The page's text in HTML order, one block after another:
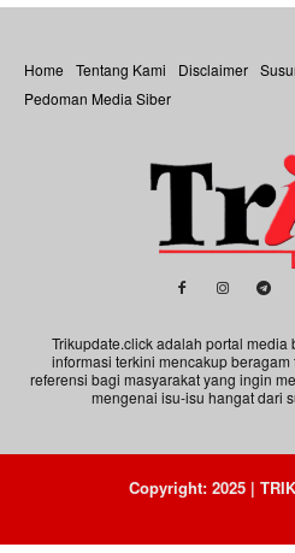
Home Tentang Kami Disclaimer
Pedoman Media Siber
Trikupdate.click adalah portal
informasi terkini mencakup
referensi bagi masyarakat yang ingin
mengenai isu-isu hangat dari
Copyright: 2025 |